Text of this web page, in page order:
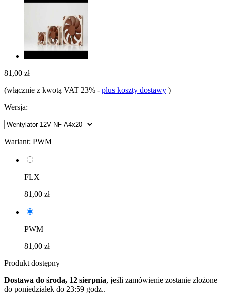
81,00 zł
(włącznie z kwotą VAT 23% - plus koszty dostawy )
Wersja:
Wariant: PWM
FLX
81,00 zł
PWM
81,00 zł
Produkt dostępny
Dostawa do środa, 12 sierpnia, jeśli zamówienie zostanie złożone
do poniedziałek do 23:59 godz..